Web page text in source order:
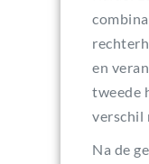
en
tweede
verschil
Na de